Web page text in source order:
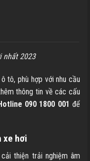
nhất 2023
tô, phù hợp với nhu cầu
thông tin về các cấu
090 1800 001 để
xe hơi
thiện trải nghiệm âm